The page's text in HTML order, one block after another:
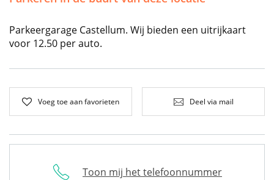
Parkeergarage Castellum. Wij bieden een uitrijkaart
voor 12.50 per auto.
Voeg toe aan favorieten Deel via mail
Toon mij het telefoonnummer